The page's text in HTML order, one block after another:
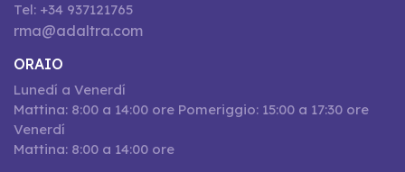
Tel: +34 937121765
rma@adaltra.com
ORAIO
Lunedí a Venerdí
Mattina: 8:00 a 14:00 ore Pomeriggio: 15:00 a 17:30 ore
Venerdí
Mattina: 8:00 a 14:00 ore